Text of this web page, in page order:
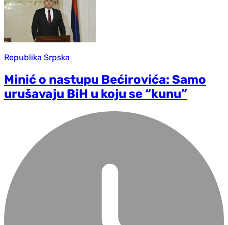
Republika Srpska
Minić o nastupu Bećirovića: Samo
urušavaju BiH u koju se “kunu”